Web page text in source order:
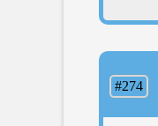
#274